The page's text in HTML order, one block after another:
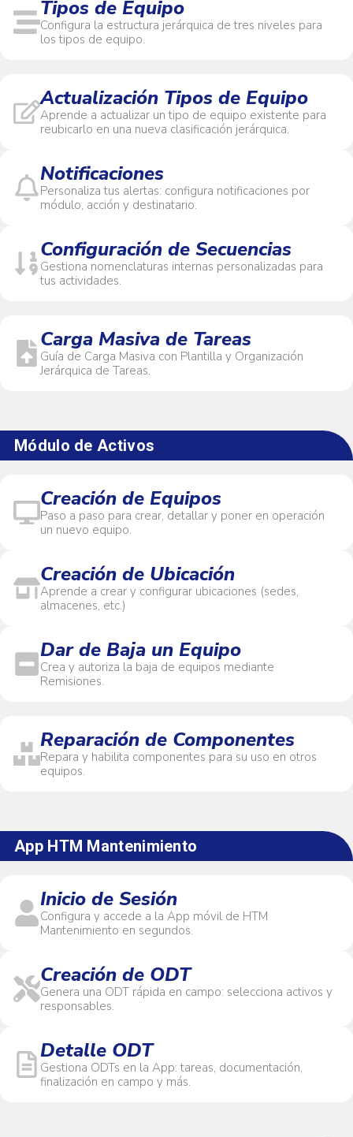
Tipos de Equipo
Configura la estructura jerárquica de tres niveles para
los tipos de equipo.
Actualización Tipos de Equipo
Aprende a actualizar un tipo de equipo existente para
reubicarlo en una nueva clasificación jerárquica.
Notificaciones
Personaliza tus alertas: configura notificaciones por
módulo, acción y destinatario.
Configuración de Secuencias
Gestiona nomenclaturas internas personalizadas para
tus actividades.
Carga Masiva de Tareas
Guía de Carga Masiva con Plantilla y Organización
Jerárquica de Tareas.
Módulo de Activos
Creación de Equipos
Paso a paso para crear, detallar y poner en operación
un nuevo equipo.
Creación de Ubicación
Aprende a crear y configurar ubicaciones (sedes,
almacenes, etc.)
Dar de Baja un Equipo
Crea y autoriza la baja de equipos mediante
Remisiones.
Reparación de Componentes
Repara y habilita componentes para su uso en otros
equipos.
App HTM Mantenimiento
Inicio de Sesión
Configura y accede a la App móvil de HTM
Mantenimiento en segundos.
Creación de ODT
Genera una ODT rápida en campo: selecciona activos y
responsables.
Detalle ODT
Gestiona ODTs en la App: tareas, documentación,
finalización en campo y más.